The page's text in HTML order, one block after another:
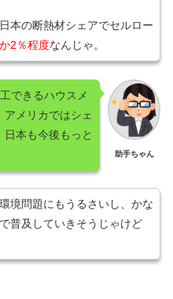
本の断熱材シェアでセルロー
2％程度なんじゃ。
助手ちゃん
できるハウスメ
メリカではシェ
本も今後もっと
境問題にもうるさいし、かな
普及していきそうじゃけど